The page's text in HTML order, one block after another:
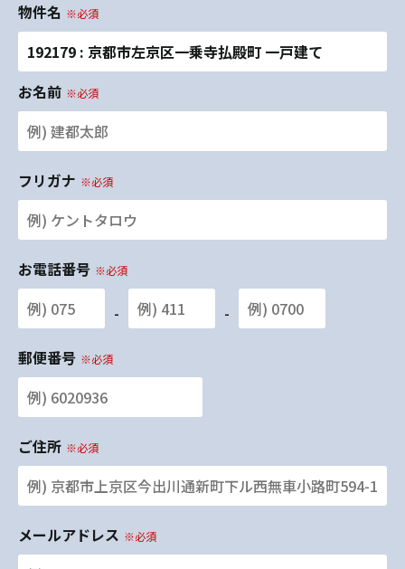
物件名 ※必須
192179 : 京都市左京区一乗寺払殿町 一戸建て
お名前 ※必須
フリガナ ※必須
お電話番号 ※必須
- -
郵便番号 ※必須
ご住所 ※必須
メールアドレス ※必須